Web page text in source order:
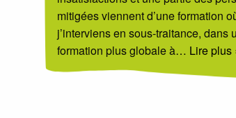
mitigées viennent d’une formation
j’interviens en sous-traitance, dans
formation plus globale à… Lire plus